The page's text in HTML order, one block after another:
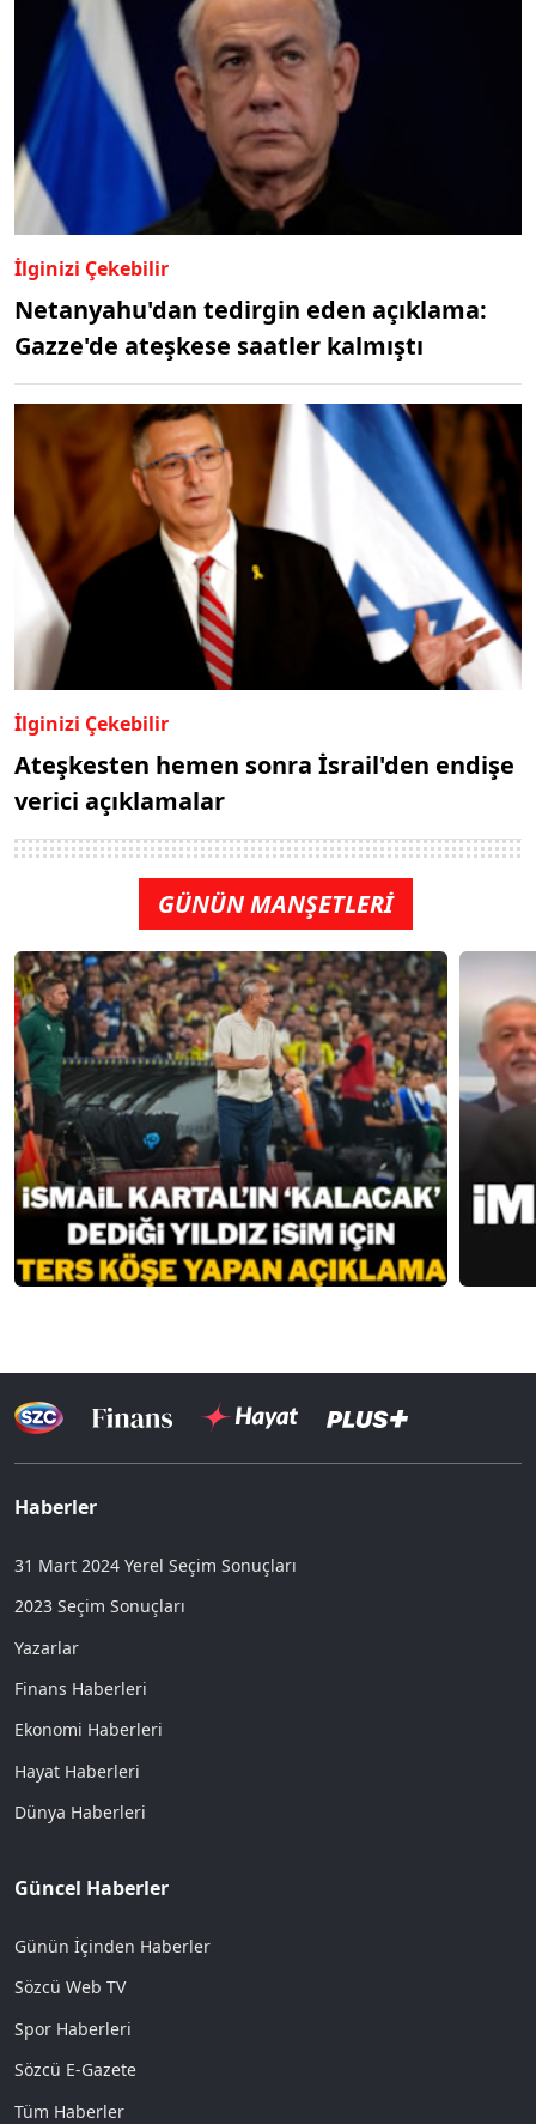
İlginizi Çekebilir
Netanyahu'dan tedirgin eden açıklama:
Gazze'de ateşkese saatler kalmıştı
İlginizi Çekebilir
Ateşkesten hemen sonra İsrail'den endişe
verici açıklamalar
GÜNÜN MANŞETLERİ
Haberler
31 Mart 2024 Yerel Seçim Sonuçları
2023 Seçim Sonuçları
Yazarlar
Finans Haberleri
Ekonomi Haberleri
Hayat Haberleri
Dünya Haberleri
Güncel Haberler
Günün İçinden Haberler
Sözcü Web TV
Spor Haberleri
Sözcü E-Gazete
Tüm Haberler